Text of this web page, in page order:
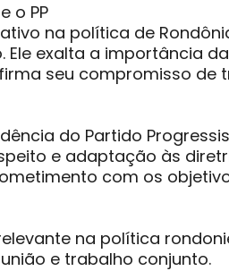
o PP
na política de
Ele exalta a importância
seu compromisso de
do Partido
e adaptação às
com os
na política
e trabalho conjunto.